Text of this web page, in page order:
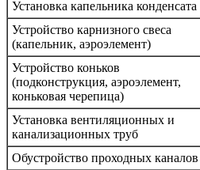
Установка капельника конденсата
Устройство карнизного свеса
(капельник, аэроэлемент)
Устройство коньков
(подконструкция, аэроэлемент,
коньковая черепица)
Установка вентиляционных и
канализационных труб
Обустройство проходных каналов